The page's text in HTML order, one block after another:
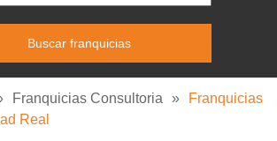
Franquicias Consultoria »
Franquicias
Real